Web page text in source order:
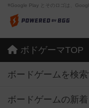
※Google Play とそのロゴは、
ボドゲーマTOP
ボードゲームを検
ボードゲームの新